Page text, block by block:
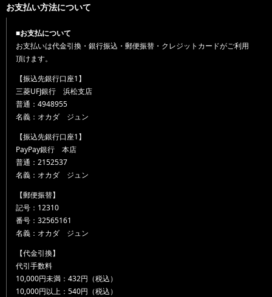
お支払い方法について
■お支払について
お支払いは代金引換・銀行振込・郵便振替・クレジットカードがご利用
頂けます。
【振込先銀行口座1】
三菱UFJ銀行 浜松支店
普通：4948955
名義：オカダ ジュン
【振込先銀行口座1】
PayPay銀行 本店
普通：2152537
名義：オカダ ジュン
【郵便振替】
記号：12310
番号：32565161
名義：オカダ ジュン
【代金引換】
代引手数料
10,000円未満：432円（税込）
10,000円以上：540円（税込）